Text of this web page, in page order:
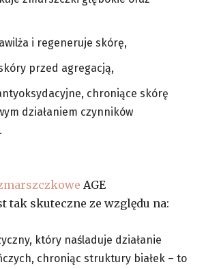
i regeneruje skórę,
przed agregacją,
chroniące skórę
działaniem czynników
AGE
tak skuteczne ze względu na:
który naśladuje działanie
chroniąc struktury białek – to